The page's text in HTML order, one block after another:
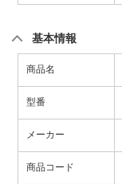
基本情報
商品名
型番
メーカー
商品コード